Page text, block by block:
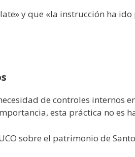
y que «la instrucción ha
de controles internos
esta práctica no es
sobre el patrimonio de